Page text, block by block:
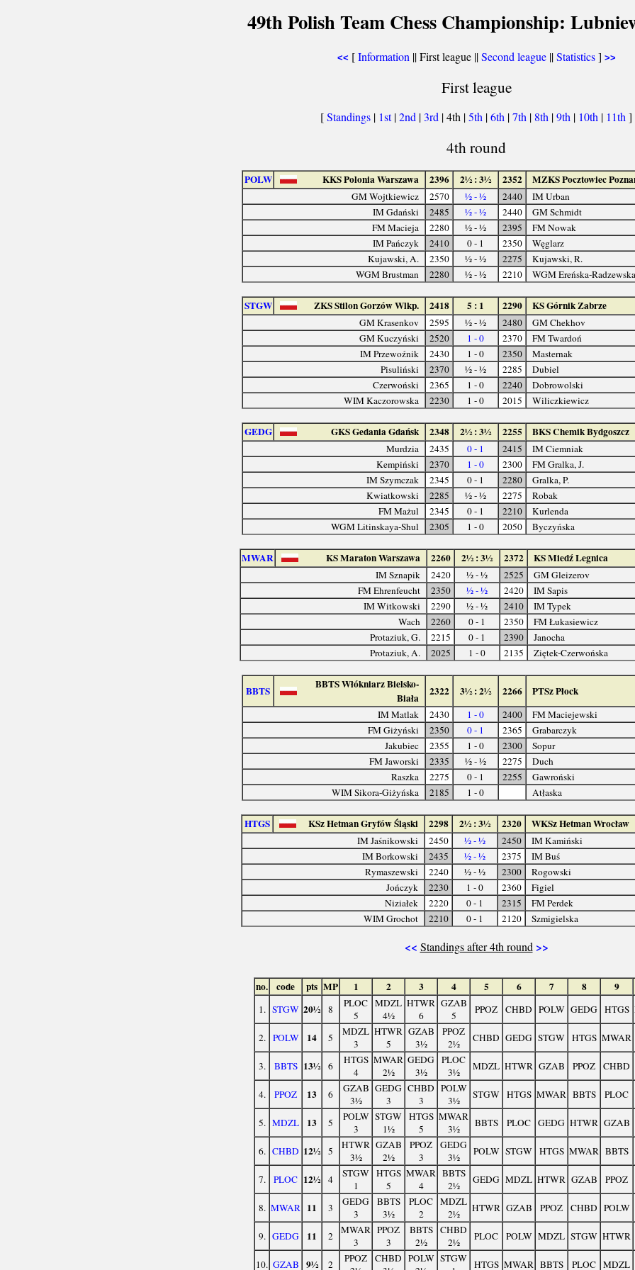
49th Polish Team Chess Championship:
<< [Information || First league ||Second league||Statistics] >>
First league
[Standings | 1st|2nd |3rd | 4th |5th |6th |7th | 8th |9th | 10th | 11th]
4th round
POLW KKS Polonia Warszawa 2396 2½ : 3½ 2352 MZKS Pocztowiec
GM Wojtkiewicz 2570 ½ - ½ 2440
IM Urban
IM Gdański
2485 ½ - ½ 2440
GM Schmidt
FM Macieja
2280 ½ - ½ 2395
FM Nowak
IM Pańczyk
2410 0 - 1 2350
Węglarz
Kujawski, A.
2350 ½ - ½ 2275
Kujawski, R.
WGM Brustman
2280 ½ - ½ 2210 WGM Ereńska-Radzewska
STGW ZKS Stilon Gorzów Wlkp. 2418 5 : 1 2290 KS Górnik Zabrze
GM Krasenkov 2595 ½ - ½ 2480
GM Chekhov
GM Kuczyński
2520 1 - 0 2370
FM Twardoń
IM Przewoźnik
2430 1 - 0 2350
Masternak
Pisuliński
2370 ½ - ½ 2285
Dubiel
Czerwoński
2365 1 - 0 2240
Dobrowolski
WIM Kaczorowska
2230 1 - 0 2015 Wiliczkiewicz
GEDG GKS Gedania Gdańsk 2348 2½ : 3½ 2255 BKS Chemik Bydgoszcz
Murdzia 2435 0 - 1 2415
IM Ciemniak
Kempiński
2370 1 - 0 2300
FM Gralka, J.
IM Szymczak
2345 0 - 1 2280
Gralka, P.
Kwiatkowski
2285 ½ - ½ 2275
Robak
FM Mażul
2345 0 - 1 2210
Kurlenda
WGM Litinskaya-Shul
2305 1 - 0 2050 Byczyńska
MWAR KS Maraton Warszawa 2260 2½ : 3½ 2372 KS Miedź Legnica
IM Sznapik 2420 ½ - ½ 2525
GM Gleizerov
FM Ehrenfeucht
2350 ½ - ½ 2420
IM Sapis
IM Witkowski
2290 ½ - ½ 2410
IM Typek
Wach
2260 0 - 1 2350
FM Łukasiewicz
Protaziuk, G.
2215 0 - 1 2390
Janocha
Protaziuk, A.
2025 1 - 0 2135 Ziętek-Czerwońska
BBTS
BBTS Włókniarz Bielsko-
Biała
2322 3½ : 2½ 2266 PTSz Płock
IM Matlak 2430 1 - 0 2400
FM Maciejewski
FM Giżyński
2350 0 - 1 2365
Grabarczyk
Jakubiec
2355 1 - 0 2300
Sopur
FM Jaworski
2335 ½ - ½ 2275
Duch
Raszka
2275 0 - 1 2255
Gawroński
WIM Sikora-Giżyńska
2185 1 - 0 Atłaska
HTGS KSz Hetman Gryfów Śląski 2298 2½ : 3½ 2320 WKSz Hetman Wrocław
IM Jaśnikowski 2450 ½ - ½ 2450
IM Kamiński
IM Borkowski
2435 ½ - ½ 2375
IM Buś
Rymaszewski
2240 ½ - ½ 2300
Rogowski
Jończyk
2230 1 - 0 2360
Figiel
Niziałek
2220 0 - 1 2315
FM Perdek
WIM Grochot
2210 0 - 1 2120 Szmigielska
<< Standings after 4th round >>
no. code pts MP 1 2 3 4 5 6 7 8 9
1. STGW 20½ 8
PLOC
5
MDZL
4½
HTWR
6
GZAB
5
PPOZ CHBD POLW GEDG HTGS
2. POLW 14 5
MDZL
3
HTWR
5
GZAB
3½
PPOZ
2½
CHBD GEDG STGW HTGS MWAR
3. BBTS 13½ 6
HTGS
4
MWAR
2½
GEDG
3½
PLOC
3½
MDZL HTWR GZAB PPOZ CHBD
4. PPOZ 13 6
GZAB
3½
GEDG
3
CHBD
3
POLW
3½
STGW HTGS MWAR BBTS PLOC
5. MDZL 13 5
POLW
3
STGW
1½
HTGS
5
MWAR
3½
BBTS PLOC GEDG HTWR GZAB
6. CHBD 12½ 5
HTWR
3½
GZAB
2½
PPOZ
3
GEDG
3½
POLW STGW HTGS MWAR BBTS
7. PLOC 12½ 4
STGW
1
HTGS
5
MWAR
4
BBTS
2½
GEDG MDZL HTWR GZAB PPOZ
8. MWAR 11 3
GEDG
3
BBTS
3½
PLOC
2
MDZL
2½
HTWR GZAB PPOZ CHBD POLW
9. GEDG 11 2
MWAR
3
PPOZ
3
BBTS
2½
CHBD
2½
PLOC POLW MDZL STGW HTWR
10. GZAB 9½ 2
PPOZ
CHBD POLW STGW HTGS MWAR BBTS PLOC MDZL